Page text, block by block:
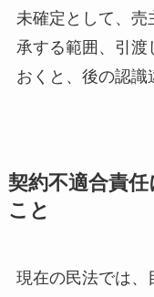
未確定として、売
承する範囲、引渡
おくと、後の認識
契約不適合責
こと
現在の民法では、